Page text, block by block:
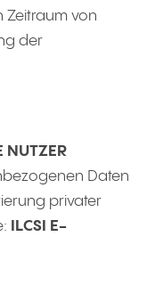
Zeitraum von
der
NUTZER
Daten
privater
ILCSI E-